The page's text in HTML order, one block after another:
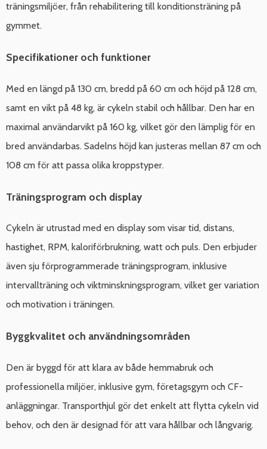
träningsmiljöer, från rehabilitering till konditionsträning på
gymmet.
Specifikationer och funktioner
Med en längd på 130 cm, bredd på 60 cm och höjd på 128 cm,
samt en vikt på 48 kg, är cykeln stabil och hållbar. Den har en
maximal användarvikt på 160 kg, vilket gör den lämplig för en
bred användarbas. Sadelns höjd kan justeras mellan 87 cm och
108 cm för att passa olika kroppstyper.
Träningsprogram och display
Cykeln är utrustad med en display som visar tid, distans,
hastighet, RPM, kaloriförbrukning, watt och puls. Den erbjuder
även sju förprogrammerade träningsprogram, inklusive
intervallträning och viktminskningsprogram, vilket ger variation
och motivation i träningen.
Byggkvalitet och användningsområden
Den är byggd för att klara av både hemmabruk och
professionella miljöer, inklusive gym, företagsgym och CF-
anläggningar. Transporthjul gör det enkelt att flytta cykeln vid
behov, och den är designad för att vara hållbar och långvarig.